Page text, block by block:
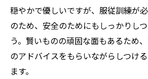
穏やかで優しいですが、服従訓練が
のため、安全のためにもしっかりし
う。賢いものの頑固な面もあるため
のアドバイスをもらいながらしつけ
ます。